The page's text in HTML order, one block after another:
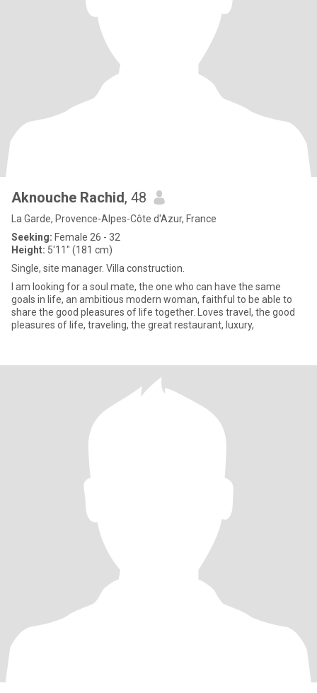
Aknouche Rachid, 48
La Garde, Provence-Alpes-Côte d'Azur, France
Seeking: Female 26 - 32
Height: 5'11" (181 cm)
Single, site manager. Villa construction.
I am looking for a soul mate, the one who can have the same
goals in life, an ambitious modern woman, faithful to be able to
share the good pleasures of life together. Loves travel, the good
pleasures of life, traveling, the great restaurant, luxury,